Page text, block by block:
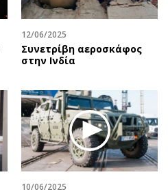
12/06/2025
Συνετρίβη αεροσκάφος
στην Ινδία
10/06/2025